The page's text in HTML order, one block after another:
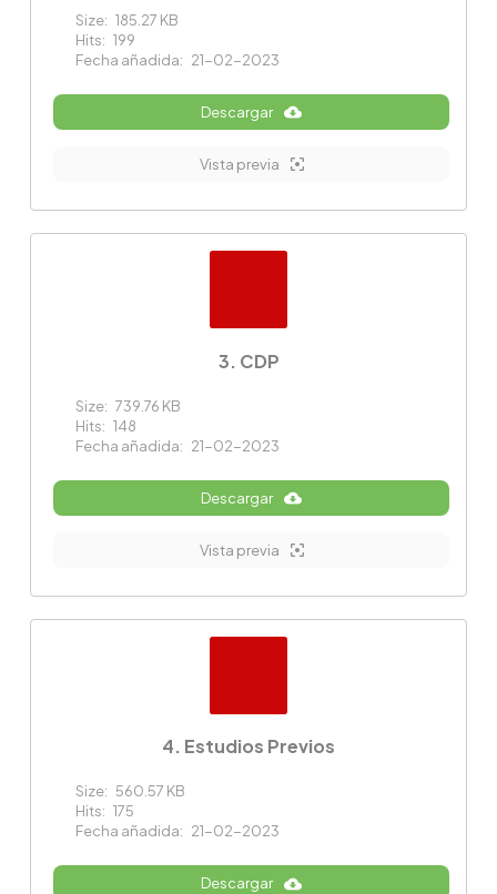
Size: 185.27 KB
Hits: 199
Fecha añadida: 21-02-2023
Descargar
Vista previa
3. CDP
Size: 739.76 KB
Hits: 148
Fecha añadida: 21-02-2023
Descargar
Vista previa
4. Estudios Previos
Size: 560.57 KB
Hits: 175
Fecha añadida: 21-02-2023
Descargar